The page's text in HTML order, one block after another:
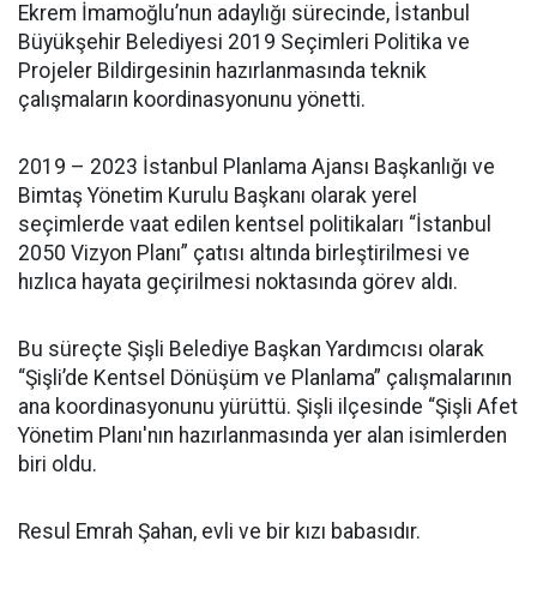
Ekrem İmamoğlu’nun adaylığı sürecinde, İstanbul
Büyükşehir Belediyesi 2019 Seçimleri Politika ve
Projeler Bildirgesinin hazırlanmasında teknik
çalışmaların koordinasyonunu yönetti.
2019 – 2023 İstanbul Planlama Ajansı Başkanlığı ve
Bimtaş Yönetim Kurulu Başkanı olarak yerel
seçimlerde vaat edilen kentsel politikaları “İstanbul
2050 Vizyon Planı” çatısı altında birleştirilmesi ve
hızlıca hayata geçirilmesi noktasında görev aldı.
Bu süreçte Şişli Belediye Başkan Yardımcısı olarak
“Şişli’de Kentsel Dönüşüm ve Planlama” çalışmalarının
ana koordinasyonunu yürüttü. Şişli ilçesinde “Şişli Afet
Yönetim Planı'nın hazırlanmasında yer alan isimlerden
biri oldu.
Resul Emrah Şahan, evli ve bir kızı babasıdır.